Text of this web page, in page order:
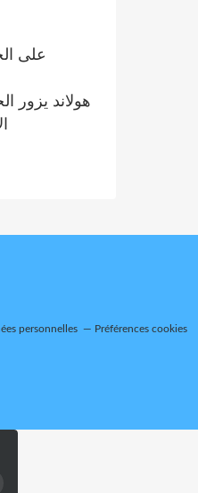
على
هولاند يزور
personnelles Préférences cookies